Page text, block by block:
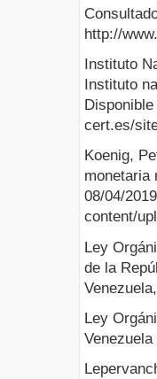
http://
Instituto
Instituto
cert.es/
Koenig,
monetaria
08/04/
content/
Ley
de la
Ley